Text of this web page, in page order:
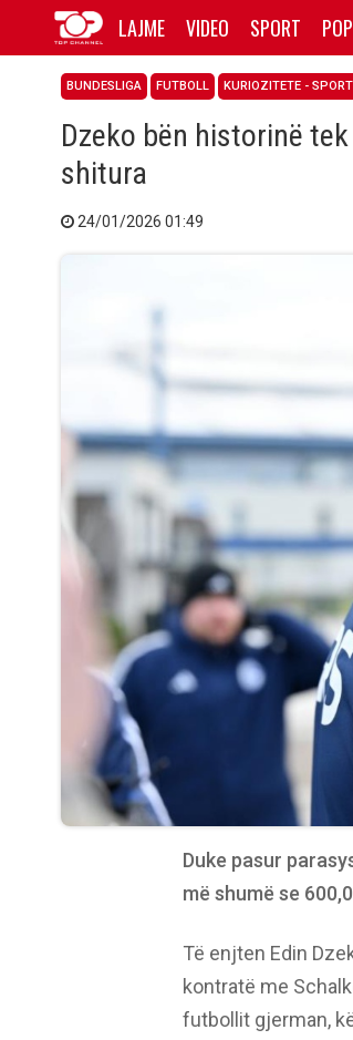
LAJME VIDEO SPORT
BUNDESLIGA FUTBOLL KURIOZITETE - SPORT
Dzeko bën historinë
shitura
24/01/2026 01:49
Duke pasur
më shumë se
Të enjten Edin
kontratë me
futbollit gjerman,